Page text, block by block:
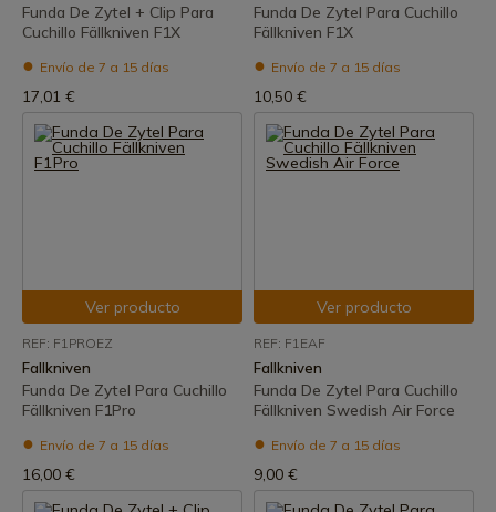
Funda De Zytel + Clip Para
Cuchillo Fällkniven F1X
Envío de 7 a 15 días
17,01 €
Funda De Zytel Para Cuchillo
Fällkniven F1X
Envío de 7 a 15 días
10,50 €
Ver producto
REF: F1PROEZ
Fallkniven
Funda De Zytel Para Cuchillo
Fällkniven F1Pro
Envío de 7 a 15 días
16,00 €
Ver producto
REF: F1EAF
Fallkniven
Funda De Zytel Para Cuchillo
Fällkniven Swedish Air Force
Envío de 7 a 15 días
9,00 €